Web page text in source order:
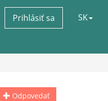
Prihlásiť sa SK
Odpovedať